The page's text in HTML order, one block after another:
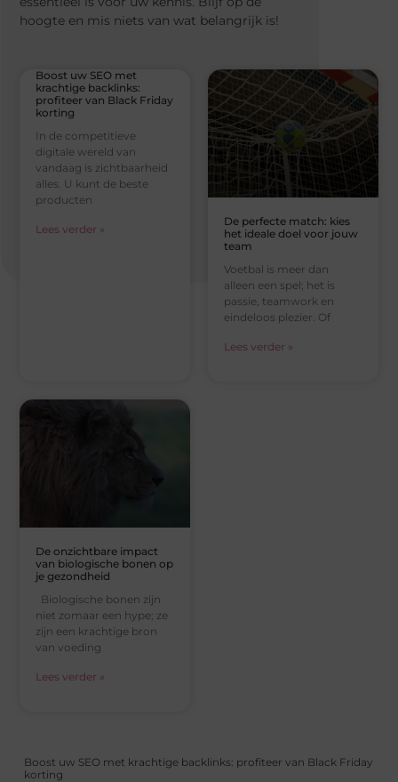
hoogte en mis niets van wat belangrijk is!
Boost uw SEO met
krachtige backlinks:
profiteer van Black Friday
korting
In de competitieve
digitale wereld van
vandaag is zichtbaarheid
alles. U kunt de beste
producten
Lees verder »
De perfecte match: kies
het ideale doel voor jouw
team
Voetbal is meer dan
alleen een spel; het is
passie, teamwork en
eindeloos plezier. Of
Lees verder »
De onzichtbare impact
van biologische bonen op
je gezondheid
Biologische bonen zijn
niet zomaar een hype; ze
zijn een krachtige bron
van voeding
Lees verder »
Boost uw SEO met krachtige backlinks: profiteer van Black Friday
korting